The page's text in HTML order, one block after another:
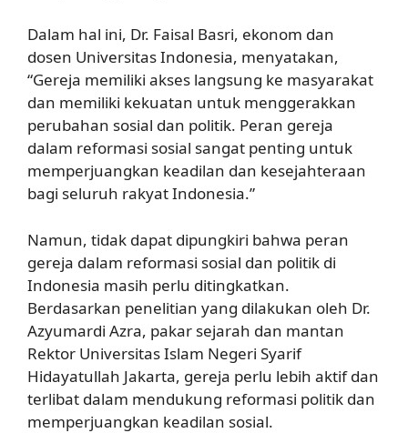
Dalam hal ini, Dr. Faisal Basri, ekonom dan
dosen Universitas Indonesia, menyatakan,
“Gereja memiliki akses langsung ke masyarakat
dan memiliki kekuatan untuk menggerakkan
perubahan sosial dan politik. Peran gereja
dalam reformasi sosial sangat penting untuk
memperjuangkan keadilan dan kesejahteraan
bagi seluruh rakyat Indonesia.”
Namun, tidak dapat dipungkiri bahwa peran
gereja dalam reformasi sosial dan politik di
Indonesia masih perlu ditingkatkan.
Berdasarkan penelitian yang dilakukan oleh Dr.
Azyumardi Azra, pakar sejarah dan mantan
Rektor Universitas Islam Negeri Syarif
Hidayatullah Jakarta, gereja perlu lebih aktif dan
terlibat dalam mendukung reformasi politik dan
memperjuangkan keadilan sosial.